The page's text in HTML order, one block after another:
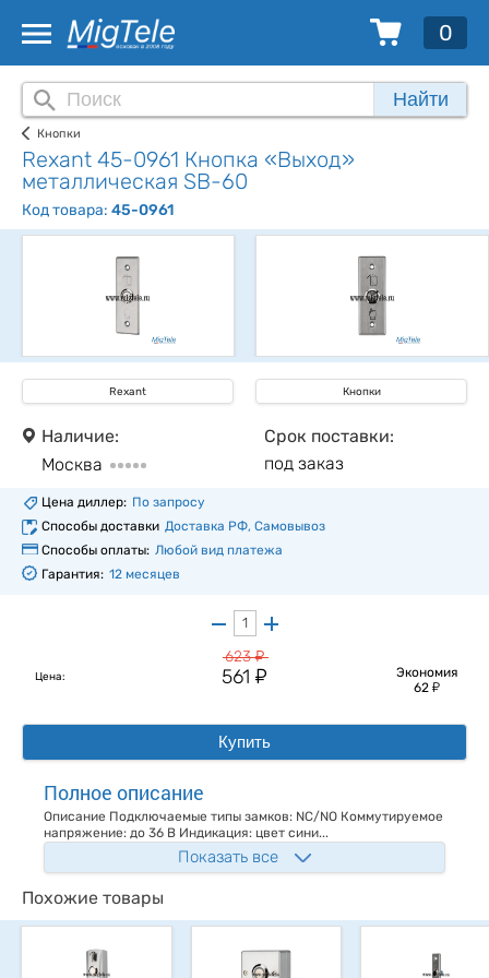
0
Найти
Кнопки
Rexant 45-0961 Кнопка «Выход»
металлическая SB-60
Код товара: 45-0961
Rexant Кнопки
Наличие:
Москва
Срок поставки:
под заказ
Цена диллер: По запросу
Способы доставки Доставка РФ, Самовывоз
Способы оплаты: Любой вид платежа
Гарантия: 12 месяцев
Цена:
623у
561у
Экономия
62у
Купить
Полное описание
Описание Подключаемые типы замков: NC/NO Коммутируемое
напряжение: до 36 В Индикация: цвет сини...
Показать все
Похожие товары